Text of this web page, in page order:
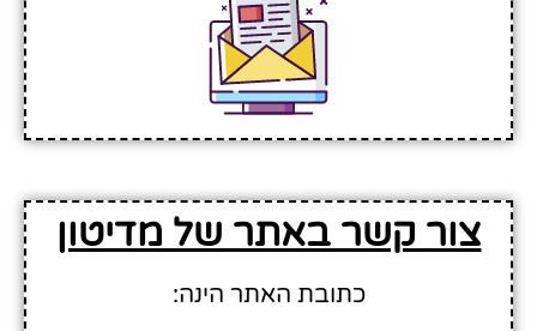
צור קשר באתר של מדיטון
כתובת האתר הינה: